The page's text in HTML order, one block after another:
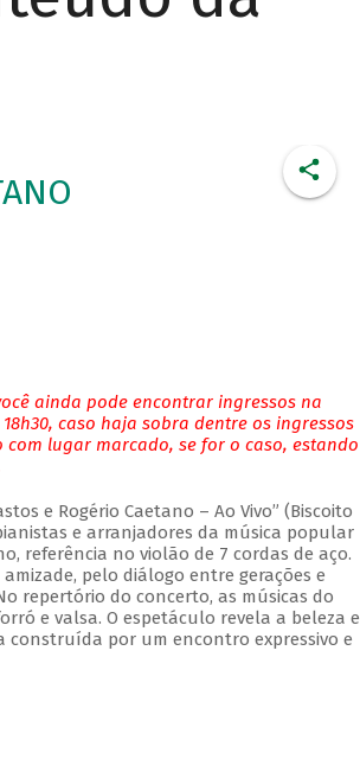
ainda pode encontrar ingressos na
caso haja sobra dentre os ingressos
lugar marcado, se for o caso, estando
e Rogério Caetano – Ao Vivo” (Biscoito
e arranjadores da música popular
referência no violão de 7 cordas de aço.
pelo diálogo entre gerações e
repertório do concerto, as músicas do
e valsa. O espetáculo revela a beleza e
construída por um encontro expressivo e